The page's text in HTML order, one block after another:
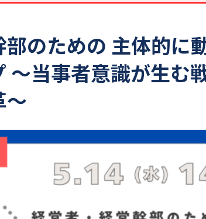
のための 主体的に
～当事者意識が生む
～